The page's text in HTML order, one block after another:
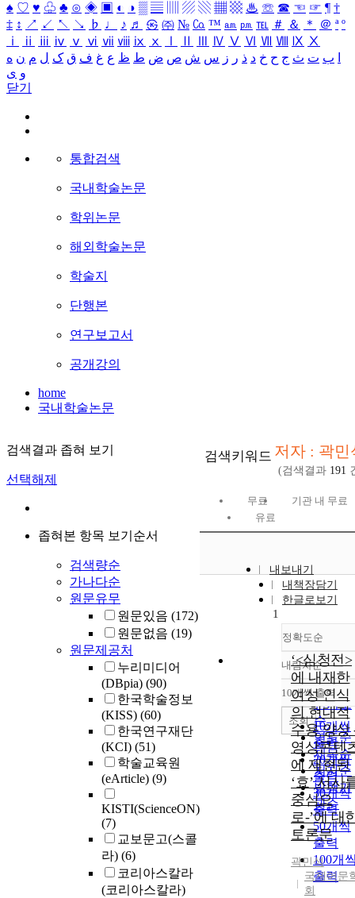
♠ ♡ ♥ ♧ ♣ ⊙ ◈ ▣ ◐ ◑ ▒ ▤ ▨ ▧ ▦ ▩ ♨ ☏ ☎ ☜ ☞ ¶ †
‡ ↕ ↗ ↙ ↖ ↘ ♭ ♩ ♪ ♬ ㉿ ㈜ № ㏇ ™ ㏂ ㏘ ℡ ＃ ＆ ＊ ＠ ª º
ⅰ
ⅱ ⅲ ⅳ ⅴ ⅵ ⅶ ⅷ ⅸ ⅹ Ⅳ Ⅴ Ⅵ Ⅶ Ⅷ Ⅸ Ⅹ
ب ت ث ج ح خ د ذ ر ز س ش ص ض ط ظ ع غ ف ق ک ل م ن ه
و ی
닫기
통합검색
국내학술논문
학위논문
해외학술논문
학술지
단행본
연구보고서
공개강의
home
국내학술논문
검색결과 좁혀 보기
선택해제
좁혀본 항목 보기순서
검색량순
가나다순
원문유무
원문있음 (172)
원문없음 (19)
원문제공처
누리미디어
(DBpia) (90)
한국학술정보
(KISS) (60)
한국연구재단
(KCI) (51)
학술교육원
(eArticle) (9)
KISTI(ScienceON)
(7)
교보문고(스콜
라) (6)
코리아스칼라
(코리아스칼라)
검색키워드 저자 : 곽민
(검색결과 191
무료
기관 내 무료
유료
내보내기
내책장담기
한글로보기
정확도순
정확도
순
인기도
순
연도순
제목순
저자순
발행기
관순
내림차순
내림차
10개씩 출력
10개씩
출력
20개씩
출력
30개씩
출력
50개씩
출력
100개
출력
조회
1
‘<심청전>
에 내재한
여성 인식
의 현대적
수용 양상
영상콘텐
에 재현된
‘효’ 서사
중심으
로-’에 대
토론문
곽민석
국제어문
회